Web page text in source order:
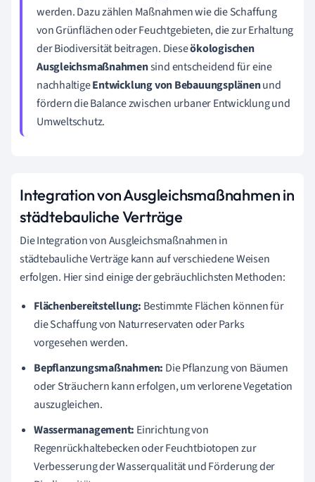
werden. Dazu zählen Maßnahmen wie die Schaffung
von Grünflächen oder Feuchtgebieten, die zur Erhaltung
der Biodiversität beitragen. Dieseökologischen
Ausgleichsmaßnahmensind entscheidend für eine
nachhaltigeEntwicklung von Bebauungsplänenund
fördern die Balance zwischen urbaner Entwicklung und
Umweltschutz.
Integration von Ausgleichsmaßnahmen in
städtebauliche Verträge
Die Integration von Ausgleichsmaßnahmen in
städtebauliche Verträge kann auf verschiedene Weisen
erfolgen. Hier sind einige der gebräuchlichsten Methoden:
Flächenbereitstellung: Bestimmte Flächen können für
die Schaffung von Naturreservaten oder Parks
vorgesehen werden.
Bepflanzungsmaßnahmen: Die Pflanzung von Bäumen
oder Sträuchern kann erfolgen, um verlorene Vegetation
auszugleichen.
Wassermanagement: Einrichtung von
Regenrückhaltebecken oder Feuchtbiotopen zur
Verbesserung der Wasserqualität und Förderung der